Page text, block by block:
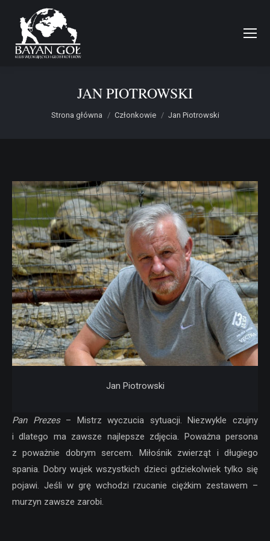
JAN PIOTROWSKI
Jesteś tutaj:
Strona główna Członkowie Jan Piotrowski
Jan Piotrowski
Pan Prezes– Mistrz wyczucia sytuacji. Niezwykle czujny
i dlatego ma zawsze najlepsze zdjęcia. Poważna persona
z poważnie dobrym sercem. Miłośnik zwierząt i długiego
spania. Dobry wujek wszystkich dzieci gdziekolwiek tylko się
pojawi. Jeśli w grę wchodzi rzucanie ciężkim zestawem –
murzyn zawsze zarobi.